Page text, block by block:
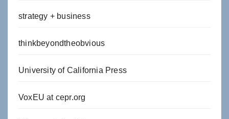
strategy + business
thinkbeyondtheobvious
University of California Press
VoxEU at cepr.org